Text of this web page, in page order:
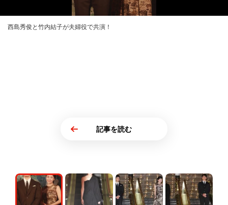
西島秀俊と竹内結子が夫婦役で共演！
記事を読む